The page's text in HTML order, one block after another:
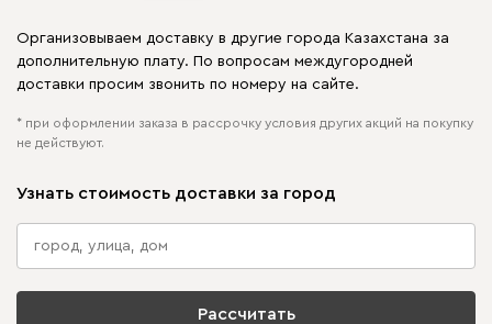
Организовываем доставку в другие города Казахстана за
дополнительную плату. По вопросам междугородней
доставки просим звонить по номеру на сайте.
* при оформлении заказа в рассрочку условия других акций на покупку
не действуют.
Узнать стоимость доставки за город
Рассчитать